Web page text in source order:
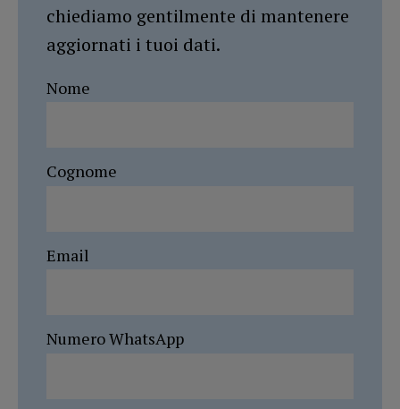
chiediamo gentilmente di mantenere
aggiornati i tuoi dati.
Nome
Cognome
Email
Numero WhatsApp